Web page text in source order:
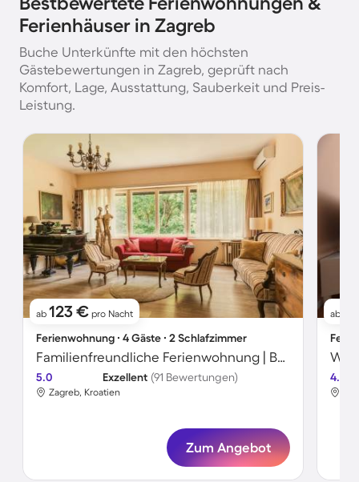
Ferienhäuser in Zagreb
Buche Unterkünfte mit den höchsten
Gästebewertungen in Zagreb, geprüft nach
Komfort, Lage, Ausstattung, Sauberkeit und Preis-
Leistung.
ab 123 € pro Nacht
Ferienwohnung ∙ 4 Gäste ∙ 2 Schlafzimmer
Familienfreundliche Ferienwohnung | Ban-Jelačić-Platz in der Nähe | Stadtblick
5.0 Exzellent (91 Bewertungen)
Zagreb, Kroatien
Zum Angebot
ab
4.7